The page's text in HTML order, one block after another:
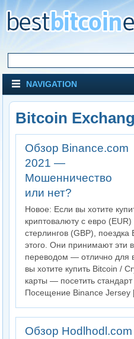
NAVIGATION
Bitcoin
Обзор Binance.com
2021 —
Мошенничество
или нет?
Новое: Если вы хотите
криптовалюту с евро
стерлингов (GBP),
этого. Они принимают эти
переводом — отлично для
вы хотите купить Bitcoin /
карты — посетить
Посещение Binance
Обзор Hodlhodl.com